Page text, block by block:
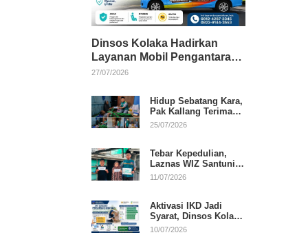
Dinsos Kolaka Hadirkan
Layanan Mobil Pengantaran
Gratis bagi Pasien Penerima
27/07/2026
Hidup Sebatang Kara,
Pak Kallang Terima
Bantuan dari Laznas
25/07/2026
Tebar Kepedulian,
Laznas WIZ Santuni
Anak Yatim dan
11/07/2026
Aktivasi IKD Jadi
Syarat, Dinsos Kolaka
Sosialisasikan
10/07/2026